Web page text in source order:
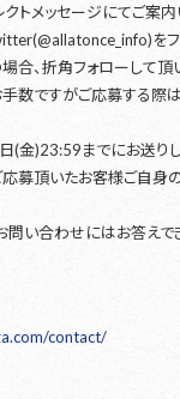
トメッセージにてご案内
をフ
合、折角フォローして頂
手数ですがご応募する際
(金)23:59までにお送りし
募頂いたお客様ご自身
い合わせにはお答えで
contact/